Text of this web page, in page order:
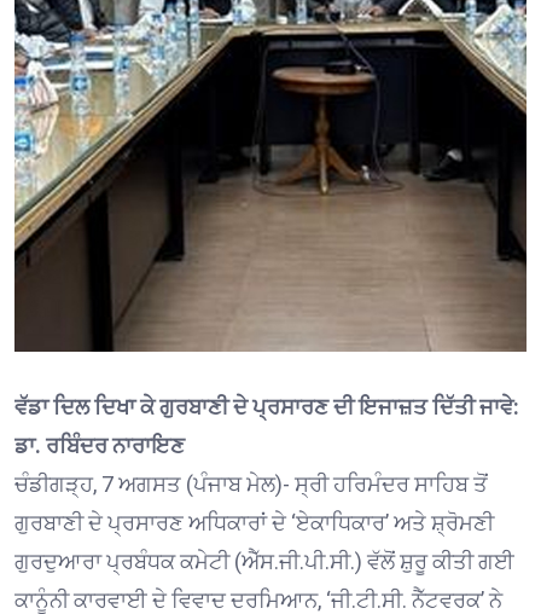
ਵੱਡਾ ਦਿਲ ਦਿਖਾ ਕੇ ਗੁਰਬਾਣੀ ਦੇ ਪ੍ਰਸਾਰਣ ਦੀ ਇਜਾਜ਼ਤ ਦਿੱਤੀ ਜਾਵੇ:
ਡਾ. ਰਬਿੰਦਰ ਨਾਰਾਇਣ
ਚੰਡੀਗੜ੍ਹ, 7 ਅਗਸਤ (ਪੰਜਾਬ ਮੇਲ)- ਸ੍ਰੀ ਹਰਿਮੰਦਰ ਸਾਹਿਬ ਤੋਂ
ਗੁਰਬਾਣੀ ਦੇ ਪ੍ਰਸਾਰਣ ਅਧਿਕਾਰਾਂ ਦੇ ‘ਏਕਾਧਿਕਾਰ’ ਅਤੇ ਸ਼੍ਰੋਮਣੀ
ਗੁਰਦੁਆਰਾ ਪ੍ਰਬੰਧਕ ਕਮੇਟੀ (ਐੱਸ.ਜੀ.ਪੀ.ਸੀ.) ਵੱਲੋਂ ਸ਼ੁਰੂ ਕੀਤੀ ਗਈ
ਕਾਨੂੰਨੀ ਕਾਰਵਾਈ ਦੇ ਵਿਵਾਦ ਦਰਮਿਆਨ, ‘ਜੀ.ਟੀ.ਸੀ. ਨੈੱਟਵਰਕ’ ਨੇ